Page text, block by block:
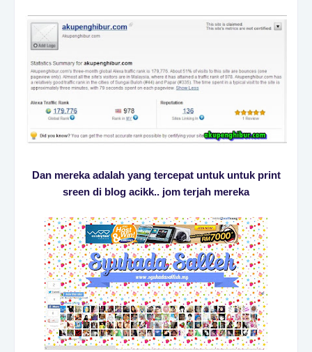
Dan mereka adalah yang tercepat untuk untuk print
sreen di blog acikk.. jom terjah mereka